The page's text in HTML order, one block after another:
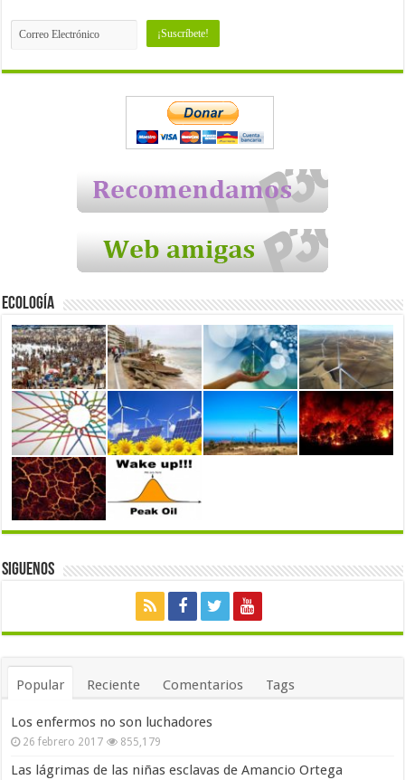
Ecología
Siguenos
Popular Reciente Comentarios Tags
Los enfermos no son luchadores
26 febrero 2017 855,179
Las lágrimas de las niñas esclavas de Amancio Ortega